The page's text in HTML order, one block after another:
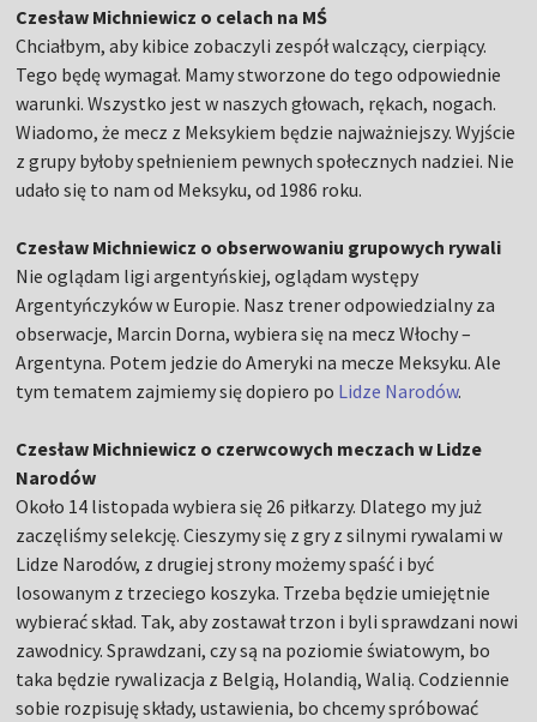
Czesław Michniewicz o celach na MŚ
Chciałbym, aby kibice zobaczyli zespół walczący, cierpiący.
Tego będę wymagał. Mamy stworzone do tego odpowiednie
warunki. Wszystko jest w naszych głowach, rękach, nogach.
Wiadomo, że mecz z Meksykiem będzie najważniejszy. Wyjście
z grupy byłoby spełnieniem pewnych społecznych nadziei. Nie
udało się to nam od Meksyku, od 1986 roku.
Czesław Michniewicz o obserwowaniu grupowych rywali
Nie oglądam ligi argentyńskiej, oglądam występy
Argentyńczyków w Europie. Nasz trener odpowiedzialny za
obserwacje, Marcin Dorna, wybiera się na mecz Włochy –
Argentyna. Potem jedzie do Ameryki na mecze Meksyku. Ale
tym tematem zajmiemy się dopiero po Lidze Narodów.
Czesław Michniewicz o czerwcowych meczach w Lidze
Narodów
Około 14 listopada wybiera się 26 piłkarzy. Dlatego my już
zaczęliśmy selekcję. Cieszymy się z gry z silnymi rywalami w
Lidze Narodów, z drugiej strony możemy spaść i być
losowanym z trzeciego koszyka. Trzeba będzie umiejętnie
wybierać skład. Tak, aby zostawał trzon i byli sprawdzani nowi
zawodnicy. Sprawdzani, czy są na poziomie światowym, bo
taka będzie rywalizacja z Belgią, Holandią, Walią. Codziennie
sobie rozpisuję składy, ustawienia, bo chcemy spróbować